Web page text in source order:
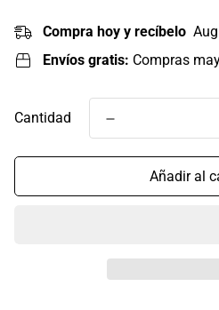
Compra hoy y recíbelo
Envíos gratis: Compras
Cantidad
Añadir al